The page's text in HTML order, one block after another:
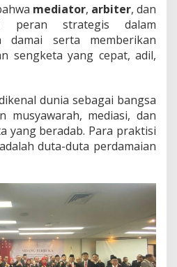
mediator, arbiter, dan
peran strategis dalam
damai serta memberikan
sengketa yang cepat, adil,
dunia sebagai bangsa
musyawarah, mediasi, dan
yang beradab. Para praktisi
duta-duta perdamaian